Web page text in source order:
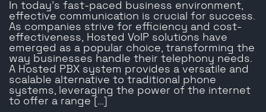
In today’s fast-paced business environment,
effective communication is crucial for success.
As companies strive for efficiency and cost-
effectiveness, Hosted VoIP solutions have
emerged as a popular choice, transforming the
way businesses handle their telephony needs.
A Hosted PBX system provides a versatile and
scalable alternative to traditional phone
systems, leveraging the power of the internet
to offer a range […]